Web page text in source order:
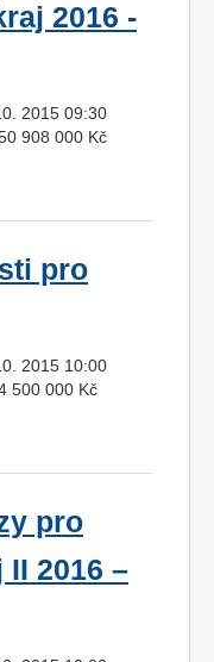
2016 -
2015 09:30
908 000 Kč
pro
2015 10:00
500 000 Kč
pro
2016 –